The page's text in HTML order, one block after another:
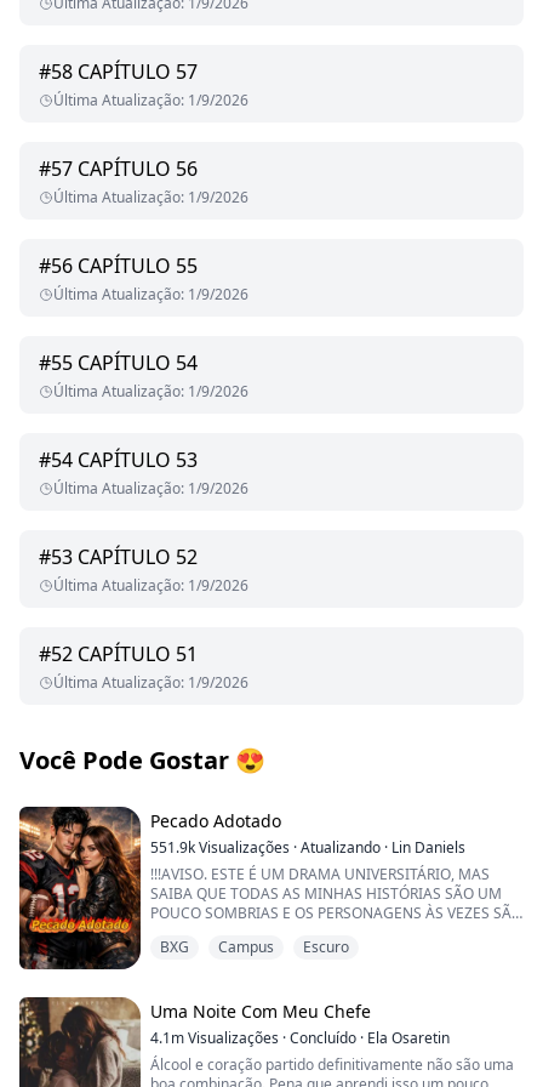
#58 CAPÍTULO 57
Última Atualização: 1/9/2026
#57 CAPÍTULO 56
Última Atualização: 1/9/2026
#56 CAPÍTULO 55
Última Atualização: 1/9/2026
#55 CAPÍTULO 54
Última Atualização: 1/9/2026
#54 CAPÍTULO 53
Última Atualização: 1/9/2026
#53 CAPÍTULO 52
Última Atualização: 1/9/2026
#52 CAPÍTULO 51
Última Atualização: 1/9/2026
Você Pode Gostar 😍
Pecado Adotado
551.9kVisualizações ·Atualizando · Lin Daniels
!!!AVISO. ESTE É UM DRAMA UNIVERSITÁRIO, MAS
SAIBA QUE TODAS AS MINHAS HISTÓRIAS SÃO UM
POUCO SOMBRIAS E OS PERSONAGENS ÀS VEZES SÃO
QUENTE, MAS TAMBÉM DOCE!!!
prestigiadas do país é um sonho realizado —
especialmente porque meu irmão adotivo já está lá,
como a grande estrela do futebol americano.
BXG Campus Escuro
Uma Noite Com Meu Chefe
4.1mVisualizações ·Concluído · Ela Osaretin
Álcool e coração partido definitivamente não são uma